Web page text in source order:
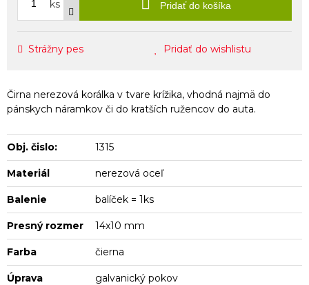
ks Pridať do košíka
Strážny pes Pridať do wishlistu
Čirna nerezová korálka v tvare krížika, vhodná najmä do
pánskych náramkov či do kratších ružencov do auta.
Obj. čislo: 1315
Materiál nerezová oceľ
Balenie balíček = 1ks
Presný rozmer 14x10 mm
Farba čierna
Úprava galvanický pokov